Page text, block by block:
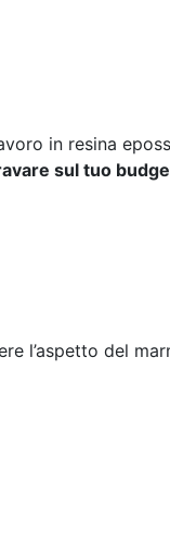
in resina
sul tuo
l’aspetto del